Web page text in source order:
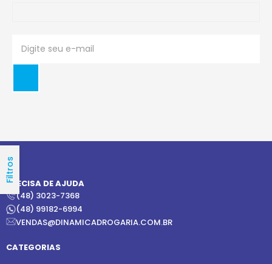
Filtros
PRECISA DE AJUDA
(48) 3023-7368
(48) 99182-6994
VENDAS@DINAMICADROGARIA.COM.BR
CATEGORIAS